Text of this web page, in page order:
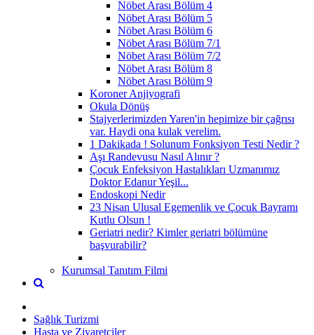
Nöbet Arası Bölüm 4
Nöbet Arası Bölüm 5
Nöbet Arası Bölüm 6
Nöbet Arası Bölüm 7/1
Nöbet Arası Bölüm 7/2
Nöbet Arası Bölüm 8
Nöbet Arası Bölüm 9
Koroner Anjiyografi
Okula Dönüş
Stajyerlerimizden Yaren'in hepimize bir çağrısı
var. Haydi ona kulak verelim.
1 Dakikada ! Solunum Fonksiyon Testi Nedir ?
Aşı Randevusu Nasıl Alınır ?
Çocuk Enfeksiyon Hastalıkları Uzmanımız
Doktor Edanur Yeşil...
Endoskopi Nedir
23 Nisan Ulusal Egemenlik ve Çocuk Bayramı
Kutlu Olsun !
Geriatri nedir? Kimler geriatri bölümüne
başvurabilir?
Kurumsal Tanıtım Filmi
Sağlık Turizmi
Hasta ve Ziyaretçiler